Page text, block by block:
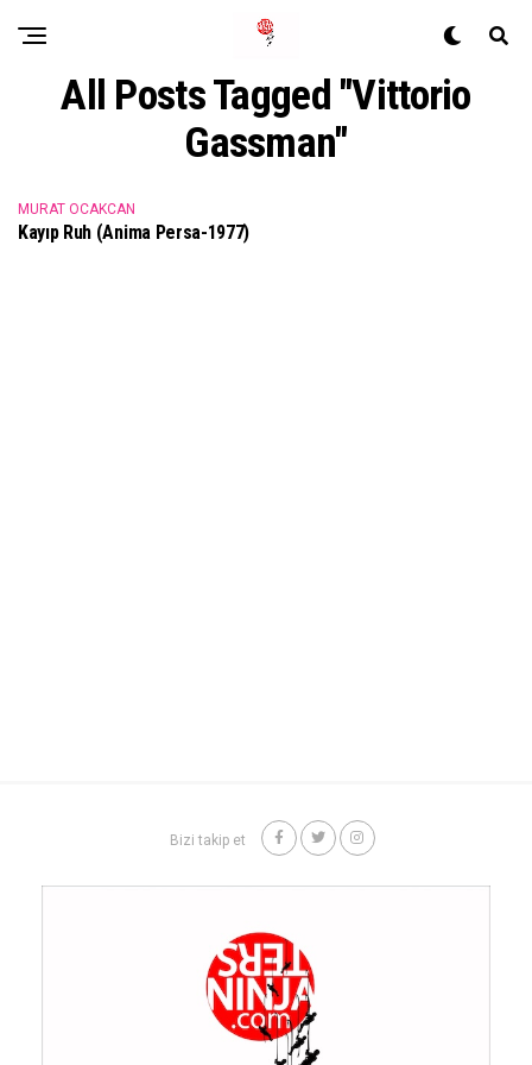
All Posts Tagged "Vittorio
Gassman"
MURAT OCAKCAN
Kayıp Ruh (Anima Persa-1977)
Bizi takip et